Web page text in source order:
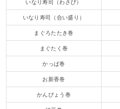
いなり寿司（わさび）
いなり寿司（合い盛り）
まぐろたたき巻
まぐたく巻
かっぱ巻
お新香巻
かんぴょう巻